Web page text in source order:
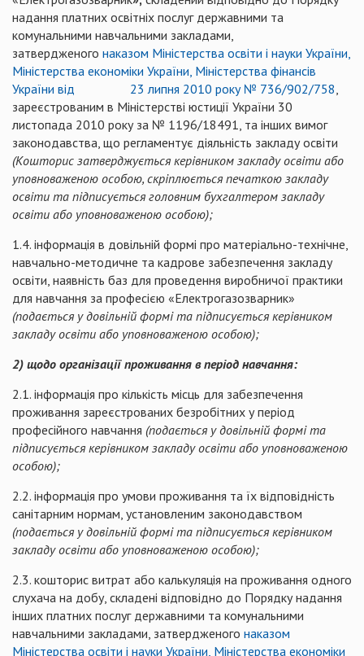
надання платних освітніх послуг державними та
комунальними навчальними закладами,
затвердженого наказом Міністерства освіти і науки України,
Міністерства економіки України, Міністерства фінансів
України від 23 липня 2010 року № 736/902/758,
зареєстрованим в Міністерстві юстиції України 30
листопада 2010 року за № 1196/18491, та інших вимог
законодавства, що регламентує діяльність закладу освіти
(Кошторис затверджується керівником закладу освіти або
уповноваженою особою, скріплюється печаткою закладу
освіти та підписується головним бухгалтером закладу
освіти або уповноваженою особою);
1.4. інформація в довільній формі про матеріально-технічне,
навчально-методичне та кадрове забезпечення закладу
освіти, наявність баз для проведення виробничої практики
для навчання за професією «Електрогазозварник»
(подається у довільній формі та підписується керівником
закладу освіти або уповноваженою особою);
2) щодо організації проживання в період навчання:
2.1. інформація про кількість місць для забезпечення
проживання зареєстрованих безробітних у період
професійного навчання (подається у довільній формі та
підписується керівником закладу освіти або уповноваженою
особою);
2.2. інформація про умови проживання та їх відповідність
санітарним нормам, установленим законодавством
(подається у довільній формі та підписується керівником
закладу освіти або уповноваженою особою);
2.3. кошторис витрат або калькуляція на проживання одного
слухача на добу, складені відповідно до Порядку надання
інших платних послуг державними та комунальними
навчальними закладами, затвердженого наказом
Міністерства освіти і науки України, Міністерства економіки